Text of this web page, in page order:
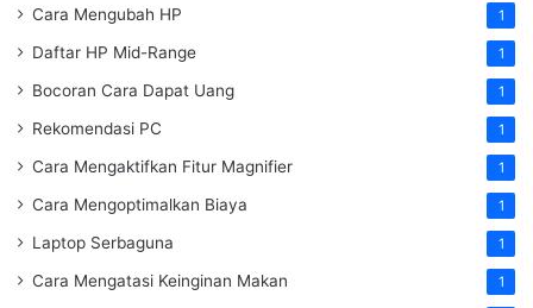
Cara Mengubah HP 1
Daftar HP Mid-Range 1
Bocoran Cara Dapat Uang 1
Rekomendasi PC 1
Cara Mengaktifkan Fitur Magnifier 1
Cara Mengoptimalkan Biaya 1
Laptop Serbaguna 1
Cara Mengatasi Keinginan Makan 1